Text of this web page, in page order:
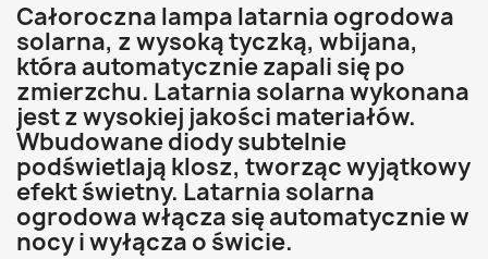
Całoroczna lampa latarnia ogrodowa
solarna, z wysoką tyczką, wbijana,
która automatycznie zapali się po
zmierzchu. Latarnia solarna wykonana
jest z wysokiej jakości materiałów.
Wbudowane diody subtelnie
podświetlają klosz, tworząc wyjątkowy
efekt świetny. Latarnia solarna
ogrodowa włącza się automatycznie w
nocy i wyłącza o świcie.